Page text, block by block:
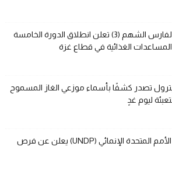
عملية الفارس الشهم (3) تعلن انطلاق الدورة الخامسة
المساعدات الغذائية في قطاع غزة
تصدر كشفًا بأسماء موزعي الغاز المسموح
ليوم غدٍ
برنامج الأمم المتحدة الإنمائي (UNDP) يعلن عن فرص